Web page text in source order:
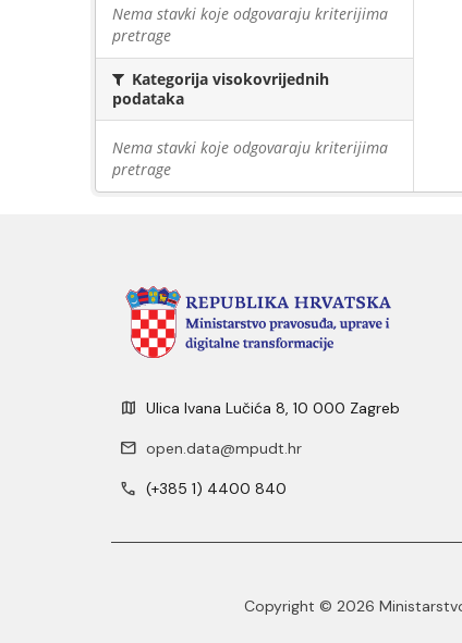
Nema stavki koje odgovaraju kriterijima
pretrage
Kategorija visokovrijednih
podataka
Nema stavki koje odgovaraju kriterijima
pretrage